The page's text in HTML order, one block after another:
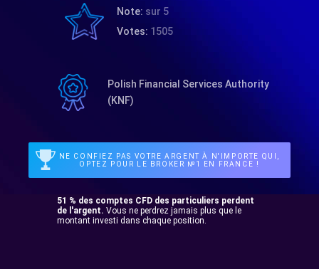
Note: sur 5
Votes: 1505
Polish Financial Services Authority
(KNF)
NE CONFIEZ PAS VOTRE ARGENT À N'IMPORTE QUI,
OPTEZ POUR LE BROKER №1 EN FRANCE !
51 % des comptes CFD des particuliers perdent
de l'argent. Vous ne perdrez jamais plus que le
montant investi dans chaque position.